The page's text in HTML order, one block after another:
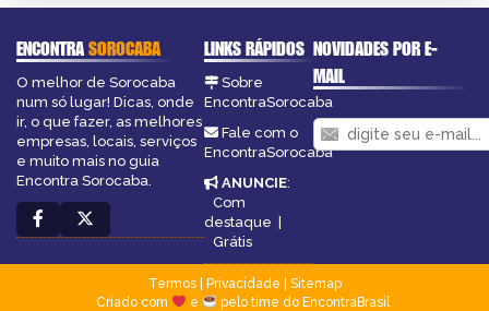
ENCONTRASOROCABA
O melhor de Sorocaba
num só lugar! Dicas, onde
ir, o que fazer, as melhores
empresas, locais, serviços
e muito mais no guia
Encontra Sorocaba.
LINKS RÁPIDOS
Sobre
EncontraSorocaba
Fale com o
EncontraSorocaba
ANUNCIE:
Com
destaque |
Grátis
NOVIDADES POR E-
MAIL
Termos| Privacidade
Sitemap
Criado com
e pelo time do EncontraBrasil